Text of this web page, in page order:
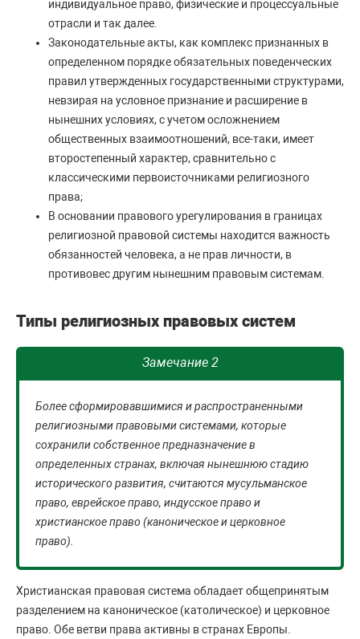
индивидуальное право, физические и процессуальные
отрасли и так далее.
Законодательные акты, как комплекс признанных в
определенном порядке обязательных поведенческих
правил утвержденных государственными структурами,
невзирая на условное признание и расширение в
нынешних условиях, с учетом осложнением
общественных взаимоотношений, все-таки, имеет
второстепенный характер, сравнительно с
классическими первоисточниками религиозного
права;
В основании правового урегулирования в границах
религиозной правовой системы находится важность
обязанностей человека, а не прав личности, в
противовес другим нынешним правовым системам.
Типы религиозных правовых систем
Замечание 2
Более сформировавшимися и распространенными
религиозными правовыми системами, которые
сохранили собственное предназначение в
определенных странах, включая нынешнюю стадию
исторического развития, считаются мусульманское
право, еврейское право, индусское право и
христианское право (каноническое и церковное
право).
Христианская правовая система обладает общепринятым
разделением на каноническое (католическое) и церковное
право. Обе ветви права активны в странах Европы.